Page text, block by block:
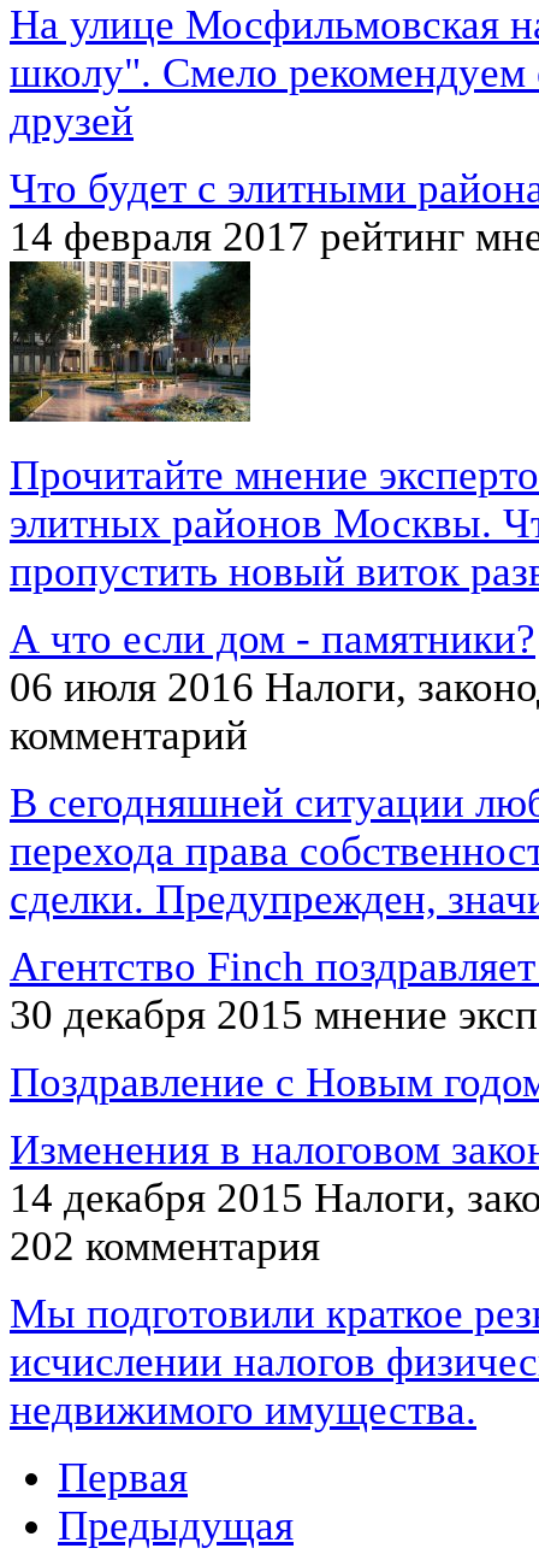
На улице Мосфильмовская
школу". Смело рекомендуем
друзей
Что будет с элитными
14 февраля 2017 рейтинг
Прочитайте мнение
элитных районов Москвы.
пропустить новый виток
А что если дом - памятники?
06 июля 2016 Налоги,
комментарий
В сегодняшней ситуации
перехода права
сделки. Предупрежден,
Агентство Finch
30 декабря 2015 мнение
Поздравление с Новым
Изменения в налоговом
14 декабря 2015 Налоги,
202 комментария
Мы подготовили краткое
исчислении налогов
недвижимого имущества.
Первая
Предыдущая